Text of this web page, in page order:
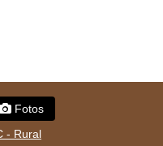
Fotos
- Rural